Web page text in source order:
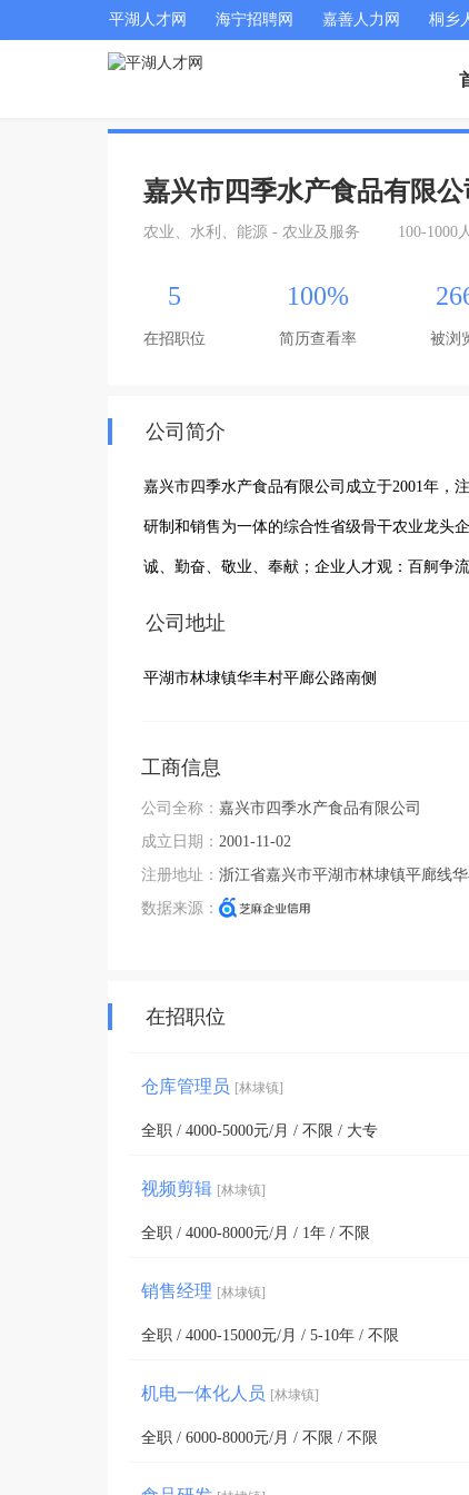
平湖人才网 海宁招聘网 嘉善人力网 桐乡
嘉兴市四季水产食品有限公
农业、水利、能源 - 农业及服务 100-1000
5
在招职位
100%
简历查看率 被浏
公司简介
嘉兴市四季水产食品有限公司成立于2001年，
研制和销售为一体的综合性省级骨干农业龙头
诚、勤奋、敬业、奉献；企业人才观：百舸争
公司地址
平湖市林埭镇华丰村平廊公路南侧
工商信息
公司全称： 嘉兴市四季水产食品有限公司
成立日期： 2001-11-02
注册地址： 浙江省嘉兴市平湖市林埭镇平廊线
数据来源：
在招职位
仓库管理员 [林埭镇]
全职 / 4000-5000元/月 / 不限 / 大专
视频剪辑 [林埭镇]
全职 / 4000-8000元/月 / 1年 / 不限
销售经理 [林埭镇]
全职 / 4000-15000元/月 / 5-10年 / 不限
机电一体化人员 [林埭镇]
全职 / 6000-8000元/月 / 不限 / 不限